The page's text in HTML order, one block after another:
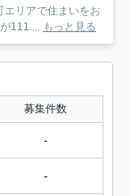
リアで住まいをお
111.... もっと見る
募集件数
-
-